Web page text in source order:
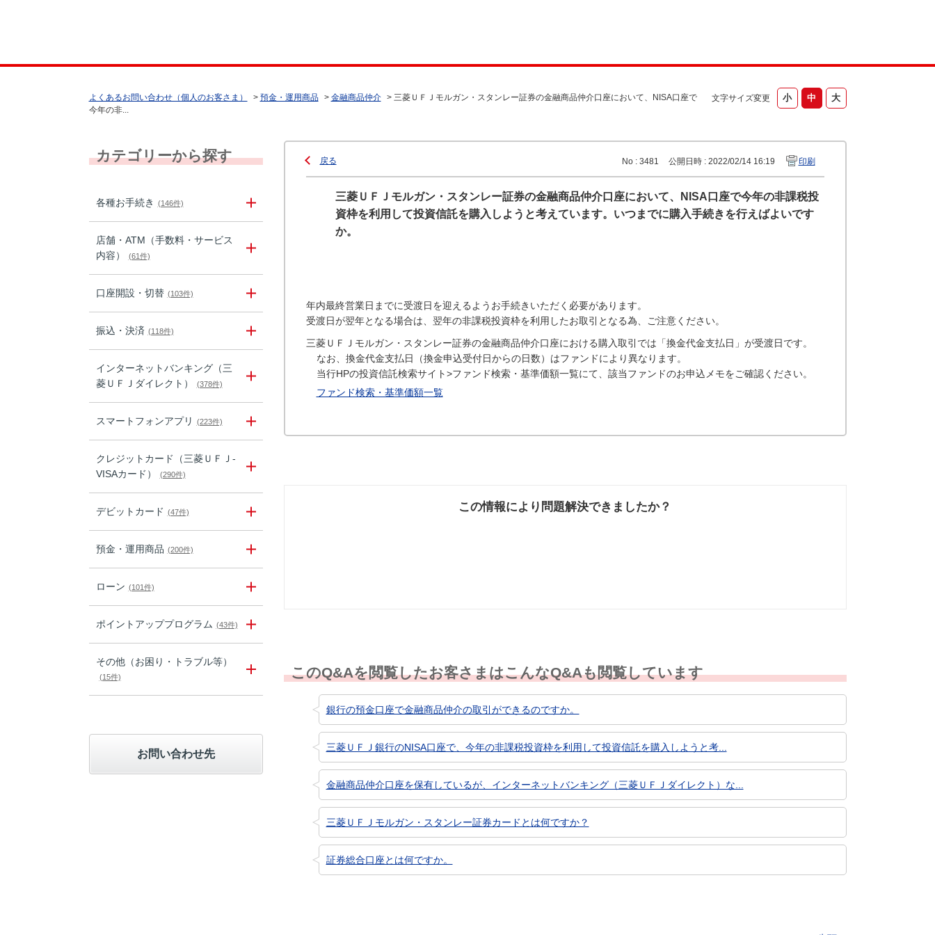
文字サイズ変更
よくあるお問い合わせ（個人のお客さま） > 預金・運用商品 > 金融商品仲介 > 三菱ＵＦＪモルガン・スタンレー証券の金融商品仲介口座において、NISA口座で
今年の非...
カテゴリーから探す
各種お手続き (146件)
店舗・ATM（手数料・サービス
内容）
(61件)
口座開設・切替 (103件)
振込・決済 (118件)
インターネットバンキング（三
菱ＵＦＪダイレクト）
(378件)
スマートフォンアプリ (223件)
クレジットカード（三菱ＵＦＪ-
VISAカード）
(290件)
デビットカード (47件)
預金・運用商品 (200件)
ローン (101件)
ポイントアッププログラム (43件)
その他（お困り・トラブル等）
(15件)
お問い合わせ先
戻る No : 3481 公開日時 : 2022/02/14 16:19 印刷
三菱ＵＦＪモルガン・スタンレー証券の金融商品仲介口座において、NISA口座で今年の非課税投
資枠を利用して投資信託を購入しようと考えています。いつまでに購入手続きを行えばよいです
か。
年内最終営業日までに受渡日を迎えるようお手続きいただく必要があります。
受渡日が翌年となる場合は、翌年の非課税投資枠を利用したお取引となる為、ご注意ください。
三菱ＵＦＪモルガン・スタンレー証券の金融商品仲介口座における購入取引では「換金代金支払日」が受渡日です。
なお、換金代金支払日（換金申込受付日からの日数）はファンドにより異なります。
当行HPの投資信託検索サイト>ファンド検索・基準価額一覧にて、該当ファンドのお申込メモをご確認ください。
ファンド検索・基準価額一覧
この情報により問題解決できましたか？
このQ&Aを閲覧したお客さまはこんなQ&Aも閲覧しています
銀行の預金口座で金融商品仲介の取引ができるのですか。
三菱ＵＦＪ銀行のNISA口座で、今年の非課税投資枠を利用して投資信託を購入しようと考...
金融商品仲介口座を保有しているが、インターネットバンキング（三菱ＵＦＪダイレクト）な...
三菱ＵＦＪモルガン・スタンレー証券カードとは何ですか？
証券総合口座とは何ですか。